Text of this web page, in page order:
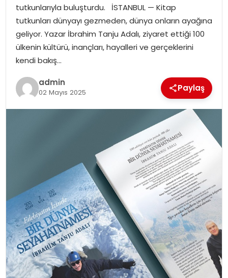
SAĞLIK
SOSYAL HABER
tutkunlarıyla buluşturdu. İSTANBUL — Kitap
tutkunları dünyayı gezmeden, dünya onların ayağına
geliyor. Yazar İbrahim Tanju Adalı, ziyaret ettiği 100
ülkenin kültürü, inançları, hayalleri ve gerçeklerini
kendi bakış…
admin
02 Mayıs 2025 Paylaş